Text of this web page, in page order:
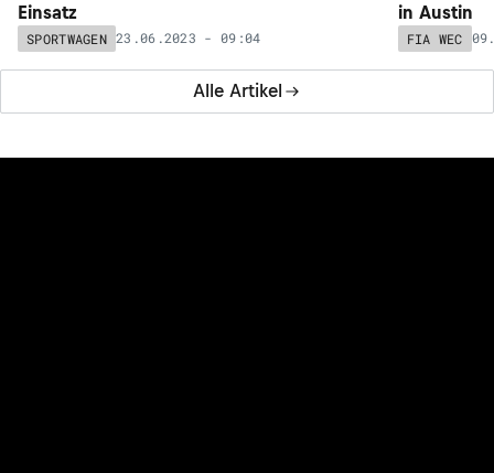
Alle Artikel
Einsatz
SPORTWAGEN 23.06.2023 - 09:04
in Austin
FIA WEC